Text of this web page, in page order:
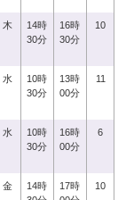
木
14時
30分
16時
30分
10
水
10時
30分
13時
00分
11
水
10時
30分
16時
00分
6
金
14時
17時
10